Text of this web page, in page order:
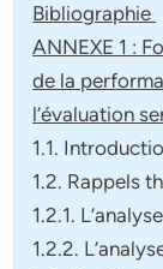
Bibliographie
ANNEXE 1 :
de la
l’évaluation
1.1.
1.2. Rappels
1.2.1.
1.2.2.